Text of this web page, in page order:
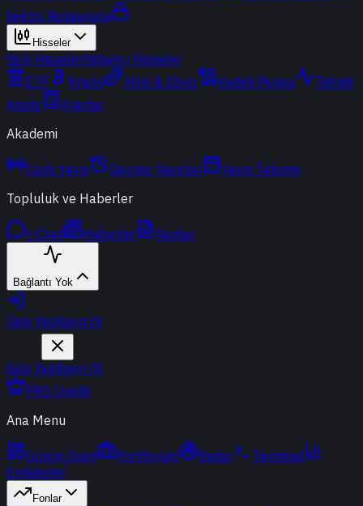
Sektör Rotasyonu
Hisseler
Yerli HisselerYabancı Hisseler
ETF
Kripto Altın & Döviz Vadeli Piyasa
Teknik
Analiz
Araçlar
Akademi
Canlı Yayın Geçmiş Yayınlar
Yayın Takvimi
Topluluk ve Haberler
t-Chat Haberler Yazılar
Bağlantı Yok
Giriş YapKayıt Ol
Giriş YapKayıt Ol
PRO Üyelik
Ana Menu
Günün Özeti Portföyüm Radar
Terminal
Endeksler
Fonlar